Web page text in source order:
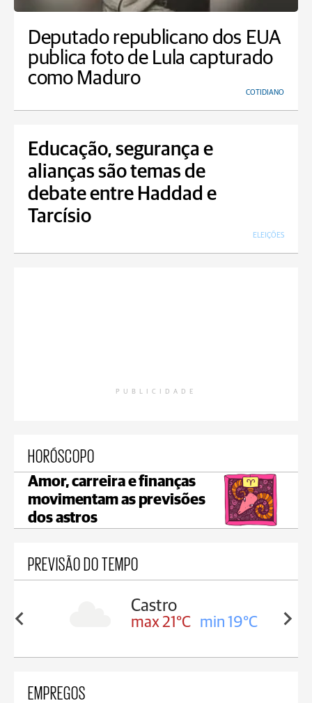
Deputado republicano dos EUA
publica foto de Lula capturado
como Maduro
COTIDIANO
Educação, segurança e
alianças são temas de
debate entre Haddad e
Tarcísio
ELEIÇÕES
PUBLICIDADE
HORÓSCOPO
Amor, carreira e finanças
movimentam as previsões
dos astros
PREVISÃO DO TEMPO
18°C
Castro
max 21°C min 19°C
EMPREGOS